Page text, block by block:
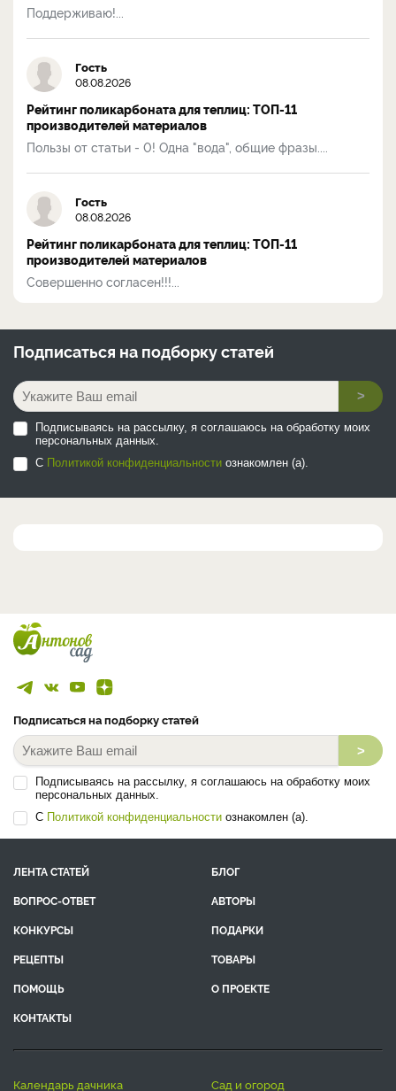
Поддерживаю!...
Гость
08.08.2026
Рейтинг поликарбоната для теплиц: ТОП-11
производителей материалов
Пользы от статьи - 0! Одна "вода", общие фразы....
Гость
08.08.2026
Рейтинг поликарбоната для теплиц: ТОП-11
производителей материалов
Совершенно согласен!!!...
Подписаться на подборку статей
>
Подписываясь на рассылку, я соглашаюсь на обработку моих
персональных данных.
С Политикой конфиденциальности ознакомлен (а).
Подписаться на подборку статей
>
Подписываясь на рассылку, я соглашаюсь на обработку моих
персональных данных.
С Политикой конфиденциальности ознакомлен (а).
ЛЕНТА СТАТЕЙ
БЛОГ
ВОПРОС-ОТВЕТ
АВТОРЫ
КОНКУРСЫ
ПОДАРКИ
РЕЦЕПТЫ
ТОВАРЫ
ПОМОЩЬ
О ПРОЕКТЕ
КОНТАКТЫ
календарь дачника сад и огород